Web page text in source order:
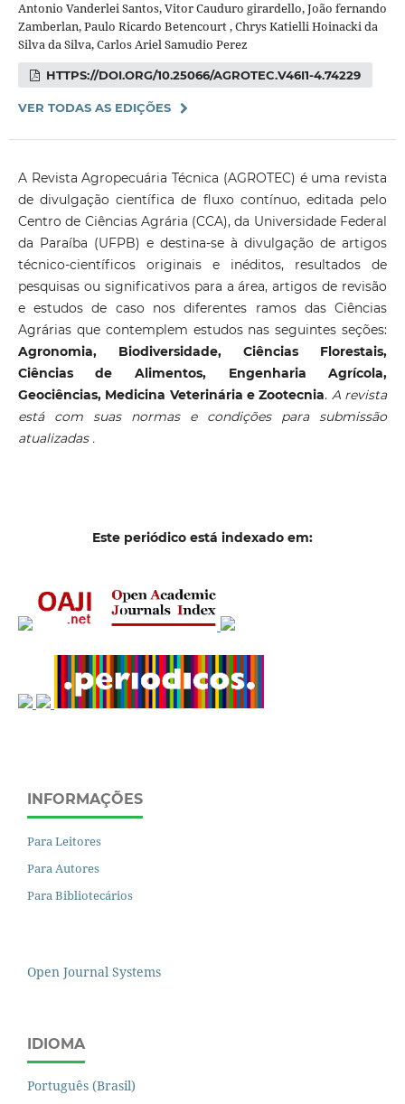
Antonio Vanderlei Santos, Vitor Cauduro girardello, João fernando
Zamberlan, Paulo Ricardo Betencourt , Chrys Katielli Hoinacki da
Silva da Silva, Carlos Ariel Samudio Perez
HTTPS://DOI.ORG/10.25066/AGROTEC.V46I1-4.74229
VER TODAS AS EDIÇÕES
A Revista Agropecuária Técnica (AGROTEC) é uma revista
de divulgação científica de fluxo contínuo, editada pelo
Centro de Ciências Agrária (CCA), da Universidade Federal
da Paraíba (UFPB) e destina-se à divulgação de artigos
técnico-científicos originais e inéditos, resultados de
pesquisas ou significativos para a área, artigos de revisão
e estudos de caso nos diferentes ramos das Ciências
Agrárias que contemplem estudos nas seguintes seções:
Agronomia, Biodiversidade, Ciências Florestais,
Ciências de Alimentos, Engenharia Agrícola,
Geociências, Medicina Veterinária e Zootecnia. A revista
está com suas normas e condições para submissão
atualizadas .
Este periódico está indexado em:
INFORMAÇÕES
Para Leitores
Para Autores
Para Bibliotecários
Open Journal Systems
IDIOMA
Português (Brasil)